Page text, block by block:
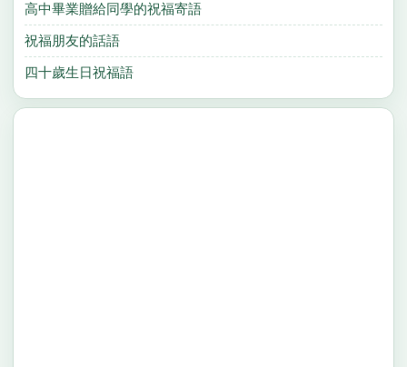
高中畢業贈給同學的祝福寄語
祝福朋友的話語
四十歲生日祝福語